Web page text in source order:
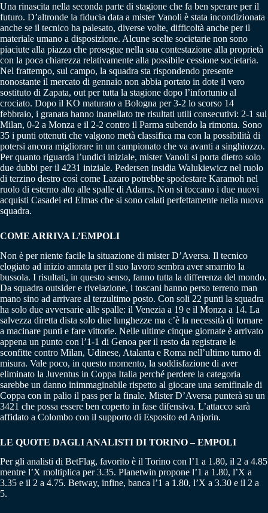
Una rinascita nella seconda parte di stagione che fa ben sperare per il
futuro. D’altronde la fiducia data a mister Vanoli è stata incondizionata
anche se il tecnico ha palesato, diverse volte, difficoltà anche per il
materiale umano a disposizione. Alcune scelte societarie non sono
piaciute alla piazza che prosegue nella sua contestazione alla proprietà
con la poca chiarezza relativamente alla possibile cessione societaria.
Nel frattempo, sul campo, la squadra sta rispondendo presente
nonostante il mercato di gennaio non abbia portato in dote il vero
sostituto di Zapata, out per tutta la stagione dopo l’infortunio al
crociato. Dopo il KO maturato a Bologna per 3-2 lo scorso 14
febbraio, i granata hanno inanellato tre risultati utili consecutivi: 2-1 sul
Milan, 0-2 a Monza e il 2-2 contro il Parma subendo la rimonta. Sono
35 i punti ottenuti che valgono metà classifica ma con la possibilità di
potersi ancora migliorare in un campionato che va avanti a singhiozzo.
Per quanto riguarda l’undici iniziale, mister Vanoli si porta dietro solo
due dubbi per il 4231 iniziale. Pedersen insidia Walukiewicz nel ruolo
di terzino destro così come Lazaro potrebbe spodestare Karamoh nel
ruolo di esterno alto alle spalle di Adams. Non si toccano i due nuovi
acquisti Casadei ed Elmas che si sono calati perfettamente nella nuova
squadra.
COME ARRIVA L’EMPOLI
Non è per niente facile la situazione di mister D’Aversa. Il tecnico
elogiato ad inizio annata per il suo lavoro sembra aver smarrito la
bussola. I risultati, in questo senso, fanno tutta la differenza del mondo.
Da squadra outsider e rivelazione, i toscani hanno perso terreno man
mano sino ad arrivare al terzultimo posto. Con soli 22 punti la squadra
ha solo due avversarie alle spalle: il Venezia a 19 e il Monza a 14. La
salvezza diretta dista solo due lunghezze ma c’è la necessità di tornare
a macinare punti e fare vittorie. Nelle ultime cinque giornate è arrivato
appena un punto con l’1-1 di Genoa per il resto da registrare le
sconfitte contro Milan, Udinese, Atalanta e Roma nell’ultimo turno di
misura. Vale poco, in questo momento, la soddisfazione di aver
eliminato la Juventus in Coppa Italia perché perdere la categoria
sarebbe un danno inimmaginabile rispetto al giocare una semifinale di
Coppa con in palio il pass per la finale. Mister D’Aversa punterà su un
3421 che possa essere ben coperto in fase difensiva. L’attacco sarà
affidato a Colombo con il supporto di Esposito ed Anjorin.
LE QUOTE DAGLI ANALISTI DI TORINO – EMPOLI
Per gli analisti di BetFlag, favorito è il Torino con l’1 a 1.80, il 2 a 4.85
mentre l’X moltiplica per 3.35. Planetwin propone l’1 a 1.80, l’X a
3.35 e il 2 a 4.75. Betway, infine, banca l’1 a 1.80, l’X a 3.30 e il 2 a
5.